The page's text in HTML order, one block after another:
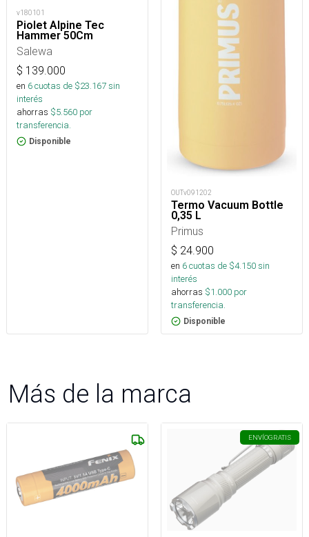
v180101
Piolet Alpine Tec
Hammer 50Cm
Salewa
$ 139.000
en 6cuotas de $23.167sin
interés
ahorras $5.560 por
transferencia.
Disponible
OUTv091202
Termo Vacuum Bottle
0,35 L
Primus
$ 24.900
en 6cuotas de $4.150sin
interés
ahorras $1.000 por
transferencia.
Disponible
Más de la marca
ENVÍOGRATIS